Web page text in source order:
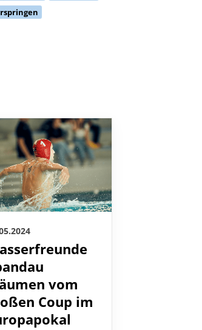
vom
Coup im